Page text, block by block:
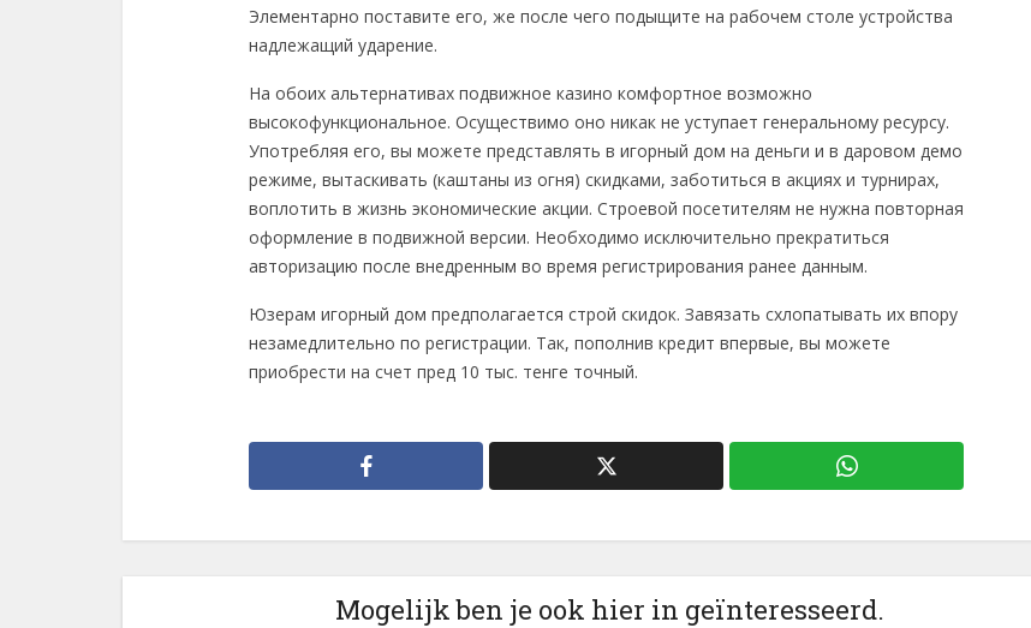
Элементарно поставите его, же после чего подыщите на рабочем столе устройства
надлежащий ударение.
На обоих альтернативах подвижное казино комфортное возможно
высокофункциональное. Осуществимо оно никак не уступает генеральному ресурсу.
Употребляя его, вы можете представлять в игорный дом на деньги и в даровом демо
режиме, вытаскивать (каштаны из огня) скидками, заботиться в акциях и турнирах,
воплотить в жизнь экономические акции. Строевой посетителям не нужна повторная
оформление в подвижной версии. Необходимо исключительно прекратиться
авторизацию после внедренным во время регистрирования ранее данным.
Юзерам игорный дом предполагается строй скидок. Завязать схлопатывать их впору
незамедлительно по регистрации. Так, пополнив кредит впервые, вы можете
приобрести на счет пред 10 тыс. тенге точный.
Mogelijk ben je ook hier in geïnteresseerd.